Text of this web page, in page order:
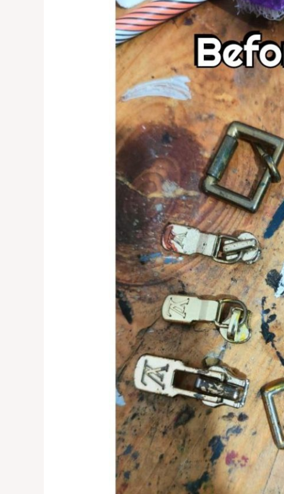
Chrome
Gold
Tas
di
Tebet
Cengkareng
0821-
1136-
2002
untuk
Kilauan
Anda!